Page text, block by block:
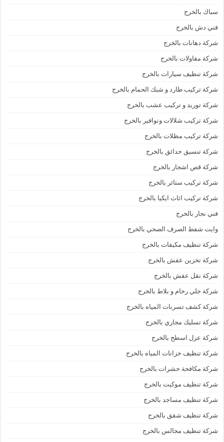
سباك بالخرج
فني دش بالخرج
شركة دهانات بالخرج
شركة مقاولات بالخرج
شركة تنظيف سيارات بالخرج
شركة تركيب طارد و شبك الحمام بالخرج
شركة توريد و تركيب عشب بالخرج
شركة تركيب شلالات ونوافير بالخرج
شركة تركيب مظلات بالخرج
شركة تنسيق حدائق بالخرج
شركة قص اشجار بالخرج
شركة تركيب ستائر بالخرج
شركة تركيب اثاث ايكيا بالخرج
فني نجار بالخرج
وايت شفط الصرف الصحي بالخرج
شركة تنظيف مكيفات بالخرج
شركة تخزين عفش بالخرج
شركة نقل عفش بالخرج
شركة جلي رخام و بلاط بالخرج
شركة كشف تسربات المياه بالخرج
شركة تسليك مجاري بالخرج
شركة عزل اسطح بالخرج
شركة تنظيف خزانات المياه بالخرج
شركة مكافحة حشرات بالخرج
شركة تنظيف موكيت بالخرج
شركة تنظيف مساجد بالخرج
شركة تنظيف شقق بالخرج
شركة تنظيف مجالس بالخرج